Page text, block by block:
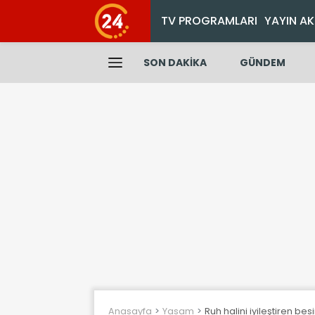
TV PROGRAMLARI YAYIN
SON DAKİKA GÜNDEM
Anasayfa Yasam Ruh halini iyileştiren